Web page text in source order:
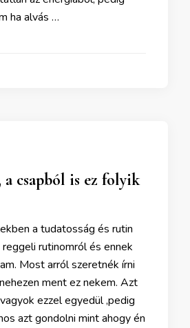
ha alvás …
a csapból is ez folyik
a tudatosság és rutin
rutinomról és ennek
Most arról szeretnék írni
ment ez nekem. Azt
ezzel egyedül ,pedig
azt gondolni mint ahogy én